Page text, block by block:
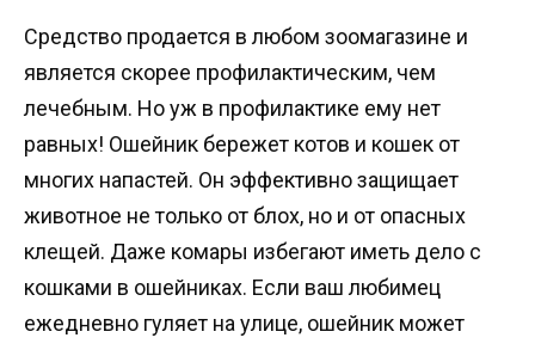
Средство продается в любом зоомагазине и
является скорее профилактическим, чем
лечебным. Но уж в профилактике ему нет
равных! Ошейник бережет котов и кошек от
многих напастей. Он эффективно защищает
животное не только от блох, но и от опасных
клещей. Даже комары избегают иметь дело с
кошками в ошейниках. Если ваш любимец
ежедневно гуляет на улице, ошейник может